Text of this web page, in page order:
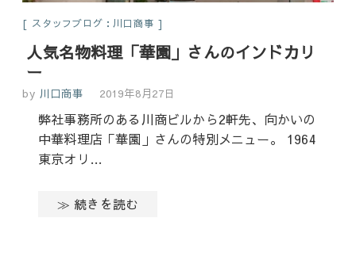
スタッフブログ：川口商事
人気名物料理「華園」さんのインドカリ
ー
by 川口商事 2019年8月27日
弊社事務所のある川商ビルから2軒先、向かいの
中華料理店「華園」さんの特別メニュー。 1964
東京オリ…
≫ 続きを読む